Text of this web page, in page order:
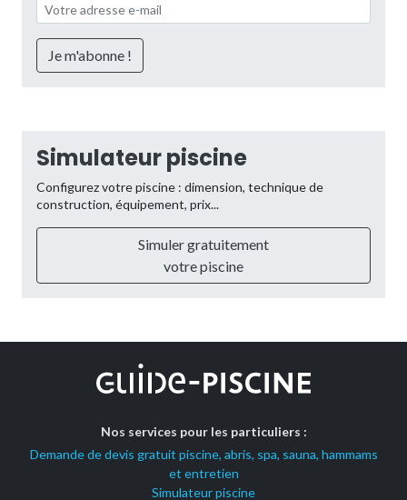
Simulateur piscine
Configurez votre piscine : dimension, technique de
construction, équipement, prix...
Simuler gratuitement
votre piscine
Nos services pour les particuliers :
Demande de devis gratuit piscine, abris, spa, sauna, hammams
et entretien
Simulateur piscine